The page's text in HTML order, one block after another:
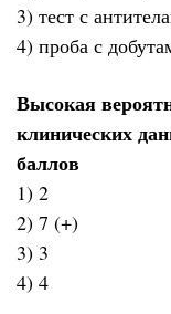
3) тест с
4) проба с
Высокая
клинических
баллов
1) 2
2) 7 (+)
3) 3
4) 4